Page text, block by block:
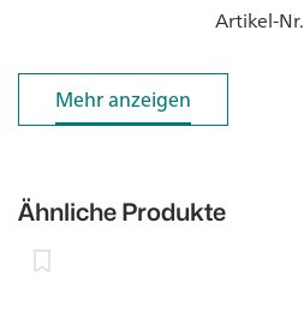
Artikel-Nr.
Mehr anzeigen
Mehr anzeigen
Ähnliche Produkte